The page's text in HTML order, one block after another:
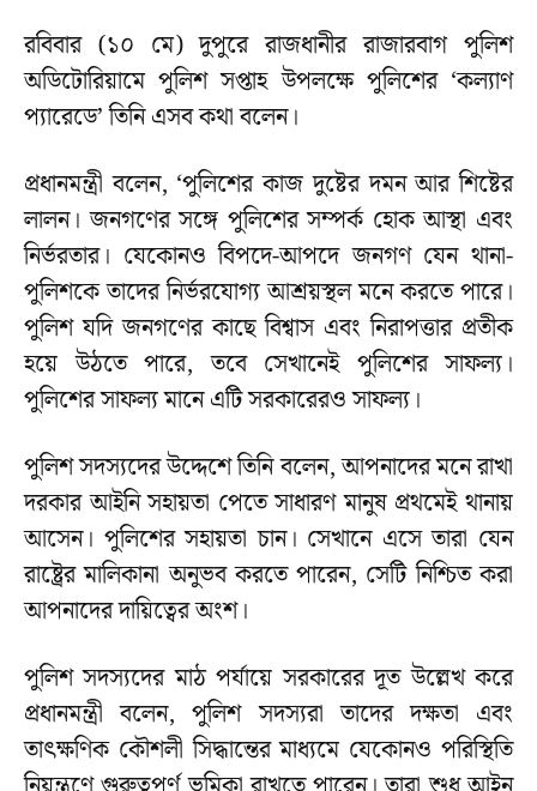
রবিবার (১০ মে) দুপুরে রাজধানীর রাজারবাগ পুলিশ
অডিটোরিয়ামে পুলিশ সপ্তাহ উপলক্ষে পুলিশের ‘কল্যাণ
প্যারেডে’ তিনি এসব কথা বলেন।
প্রধানমন্ত্রী বলেন, ‘পুলিশের কাজ দুষ্টের দমন আর শিষ্টের
লালন। জনগণের সঙ্গে পুলিশের সম্পর্ক হোক আস্থা এবং
নির্ভরতার। যেকোনও বিপদে-আপদে জনগণ যেন থানা-
পুলিশকে তাদের নির্ভরযোগ্য আশ্রয়স্থল মনে করতে পারে।
পুলিশ যদি জনগণের কাছে বিশ্বাস এবং নিরাপত্তার প্রতীক
হয়ে উঠতে পারে, তবে সেখানেই পুলিশের সাফল্য।
পুলিশের সাফল্য মানে এটি সরকারেরও সাফল্য।
পুলিশ সদস্যদের উদ্দেশে তিনি বলেন, আপনাদের মনে রাখা
দরকার আইনি সহায়তা পেতে সাধারণ মানুষ প্রথমেই থানায়
আসেন। পুলিশের সহায়তা চান। সেখানে এসে তারা যেন
রাষ্ট্রের মালিকানা অনুভব করতে পারেন, সেটি নিশ্চিত করা
আপনাদের দায়িত্বের অংশ।
পুলিশ সদস্যদের মাঠ পর্যায়ে সরকারের দূত উল্লেখ করে
প্রধানমন্ত্রী বলেন, পুলিশ সদস্যরা তাদের দক্ষতা এবং
তাৎক্ষণিক কৌশলী সিদ্ধান্তের মাধ্যমে যেকোনও পরিস্থিতি